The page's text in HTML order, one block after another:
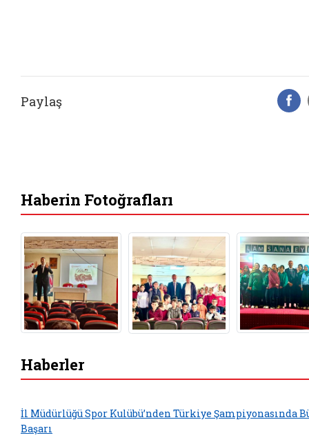
Paylaş
Haberin Fotoğrafları
Haberler
İl Müdürlüğü Spor Kulübü’nden Türkiye Şampiyonasında
Başarı